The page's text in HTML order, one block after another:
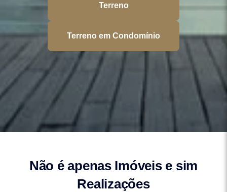
Terreno
Terreno em Condomínio
Não é apenas Imóveis e sim
Realizações